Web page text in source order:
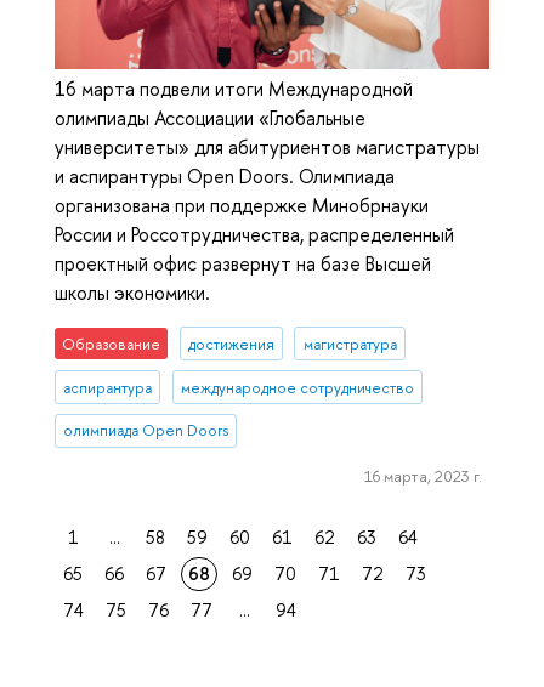
16 марта подвели итоги Международной
олимпиады Ассоциации «Глобальные
университеты» для абитуриентов магистратуры
и аспирантуры Open Doors. Олимпиада
организована при поддержке Минобрнауки
России и Россотрудничества, распределенный
проектный офис развернут на базе Высшей
школы экономики.
Образование достижения магистратура
аспирантура международное сотрудничество
олимпиада Open Doors
16 марта, 2023 г.
1 ... 58 59 60 61 62 63
64
65
66 67 68 69 70 71 72
73
74
75 76 77 ... 94